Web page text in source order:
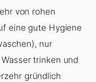
von rohen
eine gute Hygiene
nur
trinken und
gründlich